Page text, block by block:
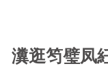
瀵逛笉璧凤